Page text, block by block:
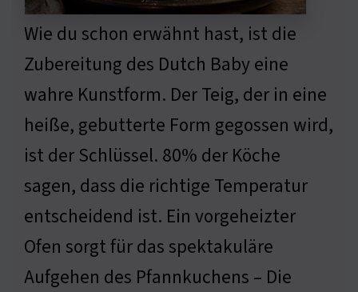
Wie du schon erwähnt hast, ist die
Zubereitung des Dutch Baby eine
wahre Kunstform. Der Teig, der in eine
heiße, gebutterte Form gegossen wird,
ist der Schlüssel. 80% der Köche
sagen, dass die richtige Temperatur
entscheidend ist. Ein vorgeheizter
Ofen sorgt für das spektakuläre
Aufgehen des Pfannkuchens – Die